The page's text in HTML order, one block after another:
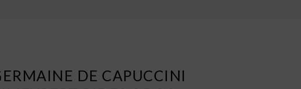
DE CAPUCCINI